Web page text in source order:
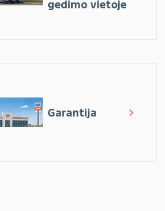
gedimo vietoje
Garantija